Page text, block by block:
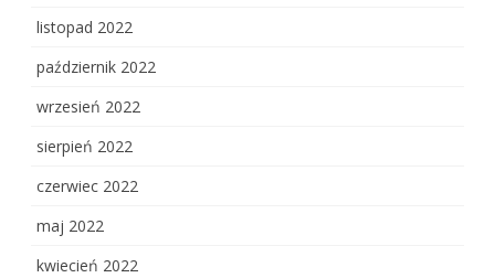
listopad 2022
październik 2022
wrzesień 2022
sierpień 2022
czerwiec 2022
maj 2022
kwiecień 2022